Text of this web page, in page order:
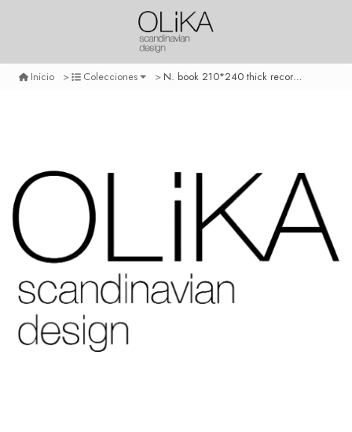
Inicio Colecciones N. book 210*240 thick record light grey unlined